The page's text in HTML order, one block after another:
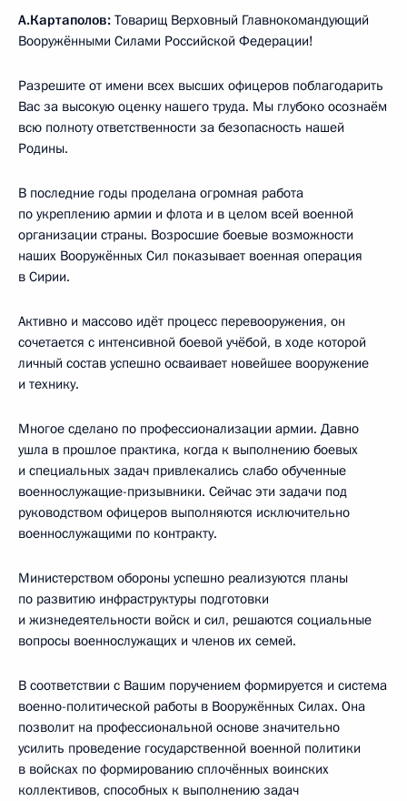
А.Картаполов: Товарищ Верховный Главнокомандующий
Вооружёнными Силами Российской Федерации!
Разрешите от имени всех высших офицеров поблагодарить
Вас за высокую оценку нашего труда. Мы глубоко осознаём
всю полноту ответственности за безопасность нашей
Родины.
В последние годы проделана огромная работа
по укреплению армии и флота и в целом всей военной
организации страны. Возросшие боевые возможности
наших Вооружённых Сил показывает военная операция
в Сирии.
Активно и массово идёт процесс перевооружения, он
сочетается с интенсивной боевой учёбой, в ходе которой
личный состав успешно осваивает новейшее вооружение
и технику.
Многое сделано по профессионализации армии. Давно
ушла в прошлое практика, когда к выполнению боевых
и специальных задач привлекались слабо обученные
военнослужащие-призывники. Сейчас эти задачи под
руководством офицеров выполняются исключительно
военнослужащими по контракту.
Министерством обороны успешно реализуются планы
по развитию инфраструктуры подготовки
и жизнедеятельности войск и сил, решаются социальные
вопросы военнослужащих и членов их семей.
В соответствии с Вашим поручением формируется и система
военно-политической работы в Вооружённых Силах. Она
позволит на профессиональной основе значительно
усилить проведение государственной военной политики
в войсках по формированию сплочённых воинских
коллективов, способных к выполнению задач